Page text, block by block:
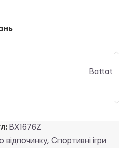
Battat
BX1676Z
відпочинку, Спортивні ігри